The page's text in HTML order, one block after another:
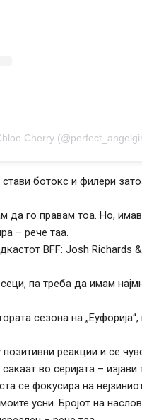
Cherry
ботокс и филери
го правам тоа. Но,
– рече таа.
BFF: Josh Richards
па треба да имам
сезона на
реакции и се
во серијата –
се фокусира на
усни. Бројот на